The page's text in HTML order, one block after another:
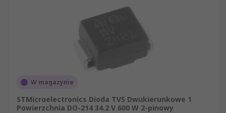
W magazynie
STMicroelectronics Dioda TVS Dwukierunkowe 1
Powierzchnia DO-214 34.2 V 600 W 2-pinowy